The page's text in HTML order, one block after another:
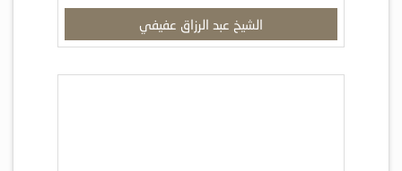
الشيخ عبد الرزاق عفيفي